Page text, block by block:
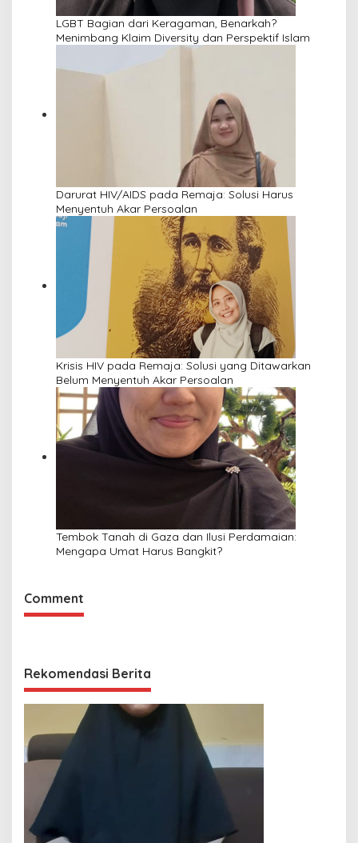
LGBT Bagian dari Keragaman, Benarkah?
Menimbang Klaim Diversity dan Perspektif Islam
Darurat HIV/AIDS pada Remaja: Solusi Harus
Menyentuh Akar Persoalan
Krisis HIV pada Remaja: Solusi yang Ditawarkan
Belum Menyentuh Akar Persoalan
Tembok Tanah di Gaza dan Ilusi Perdamaian:
Mengapa Umat Harus Bangkit?
Comment
Rekomendasi Berita